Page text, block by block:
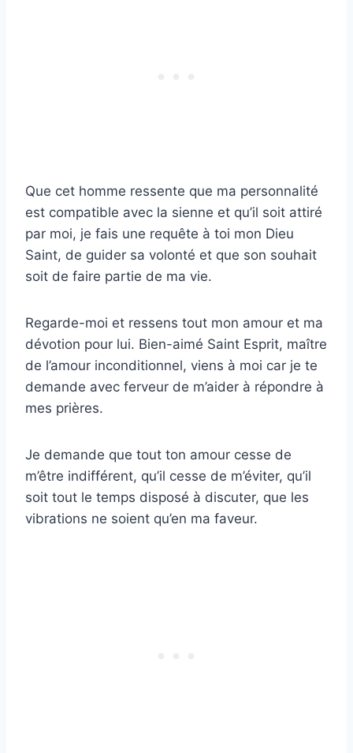
Que cet homme ressente que ma personnalité
est compatible avec la sienne et qu’il soit attiré
par moi, je fais une requête à toi mon Dieu
Saint, de guider sa volonté et que son souhait
soit de faire partie de ma vie.
Regarde-moi et ressens tout mon amour et ma
dévotion pour lui. Bien-aimé Saint Esprit, maître
de l’amour inconditionnel, viens à moi car je te
demande avec ferveur de m’aider à répondre à
mes prières.
Je demande que tout ton amour cesse de
m’être indifférent, qu’il cesse de m’éviter, qu’il
soit tout le temps disposé à discuter, que les
vibrations ne soient qu’en ma faveur.